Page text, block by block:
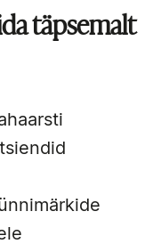
täpsemalt